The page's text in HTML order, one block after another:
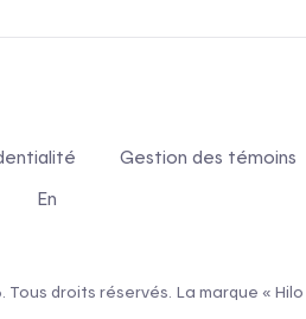
Gestion des témoins
En
Tous droits réservés. La marque «